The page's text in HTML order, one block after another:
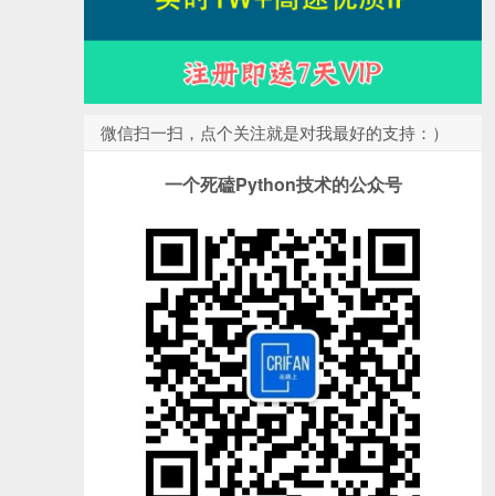
微信扫一扫，点个关注就是对我最好的支持：）
一个死磕Python技术的公众号